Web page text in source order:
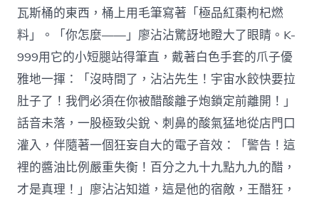
瓦斯桶的東西，桶上用毛筆寫著「極品紅棗枸杞燃
料」。「你怎麼——」廖沾沾驚訝地瞪大了眼睛。K-
999用它的小短腿站得筆直，戴著白色手套的爪子優
雅地一揮：「沒時間了，沾沾先生！宇宙水餃快要拉
肚子了！我們必須在你被醋酸離子炮鎖定前離開！」
話音未落，一股極致尖銳、刺鼻的酸氣猛地從店門口
灌入，伴隨著一個狂妄自大的電子音效：「警告！這
裡的醬油比例嚴重失衡！百分之九十九點九九的醋，
才是真理！」廖沾沾知道，這是他的宿敵，王醋狂，